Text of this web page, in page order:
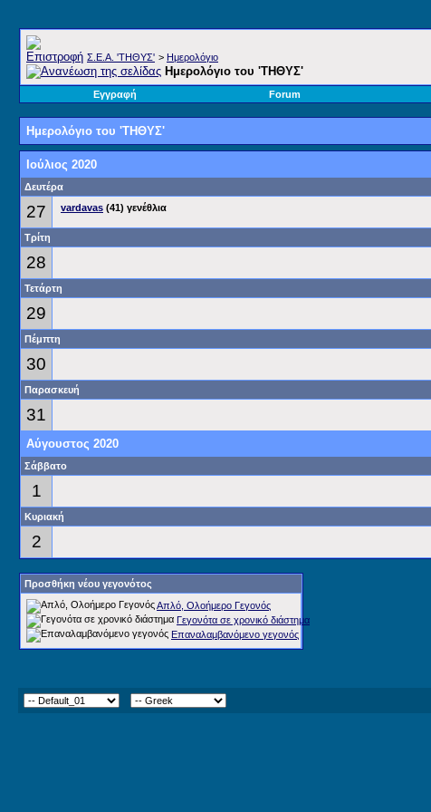
Σ.E.A. 'ΤΗΘΥΣ' > Ημερολόγιο
Ημερολόγιο του 'ΤΗΘΥΣ'
Εγγραφή Forum
Ημερολόγιο του 'ΤΗΘΥΣ'
Ιούλιος 2020
Δευτέρα
27 vardavas (41) γενέθλια
Τρίτη
28
Τετάρτη
29
Πέμπτη
30
Παρασκευή
31
Αύγουστος 2020
Σάββατο
1
Κυριακή
2
Προσθήκη νέου γεγονότος
Απλό, Ολοήμερο Γεγονός
Γεγονότα σε χρονικό διάστημα
Επαναλαμβανόμενο γεγονός